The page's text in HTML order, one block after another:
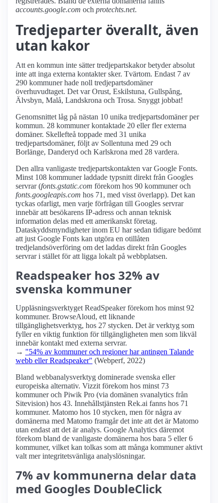
accounts.google.com och protechts.net.
Tredjeparter överallt, även
utan kakor
Att en kommun inte sätter tredjepartskakor betyder absolut
inte att inga externa kontakter sker. Tvärtom. Endast 7 av
290 kommuner hade noll tredjepartsdomäner
överhuvudtaget. Det var Orust, Eskilstuna, Gullspång,
Älvsbyn, Malå, Landskrona och Trosa. Snyggt jobbat!
Genomsnittet låg på nästan 10 unika tredjepartsdomäner per
kommun. 28 kommuner kontaktade 20 eller fler externa
domäner. Skellefteå toppade med 31 unika
tredjepartsdomäner, följt av Sollentuna med 29 och
Borlänge, Danderyd och Karlskrona med 28 vardera.
Den allra vanligaste tredjepartskontakten var Google Fonts.
Minst 108 kommuner laddade typsnitt direkt från Googles
servrar (fonts.gstatic.com förekom hos 90 kommuner och
fonts.googleapis.com hos 71, med visst överlapp). Det kan
tyckas ofarligt, men varje förfrågan till Googles servrar
innebär att besökarens IP-adress och annan teknisk
information delas med ett amerikanskt företag.
Dataskyddsmyndigheter inom EU har sedan tidigare bedömt
att just Google Fonts kan utgöra en otillåten
tredjelandsöverföring om det laddas direkt från Googles
servrar i stället för att ligga lokalt på webbplatsen.
Readspeaker hos 32% av
svenska kommuner
Uppläsningsverktyget ReadSpeaker förekom hos minst 92
kommuner. BrowseAloud, ett liknande
tillgänglighetsverktyg, hos 27 stycken. Det är verktyg som
fyller en viktig funktion för tillgängligheten men som likväl
innebär kontakt med externa servrar.
→ "54% av kommuner och regioner har antingen Talande
webb eller Readspeaker" (Webperf, 2022)
Bland webbanalysverktyg dominerade svenska eller
europeiska alternativ. Vizzit förekom hos minst 73
kommuner och Piwik Pro (via domänen svanalytics från
Sitevision) hos 43. Innehållstjänsten Rek.ai fanns hos 71
kommuner. Matomo hos 10 stycken, men för några av
domänerna med Matomo framgår det inte att det är Matomo
utan endast att det är analys. Google Analytics däremot
förekom bland de vanligaste domänerna hos bara 5 eller 6
kommuner, vilket kan tolkas som att många kommuner aktivt
valt mer integritetsvänliga analyslösningar.
7% av kommunerna delar data
med Googles DoubleClick